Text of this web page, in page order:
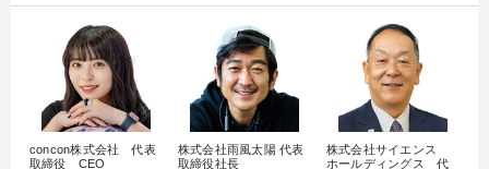
concon株式会社 代表
取締役 CEO
株式会社雨風太陽 代表
取締役社長
株式会社サイエンス
ホールディングス 代